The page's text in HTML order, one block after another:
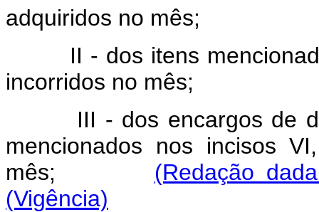
adquiridos no mês;
II - dos itens
incorridos no mês;
III - dos encargos de
mencionados nos incisos
mês; (Redação
(Vigência)